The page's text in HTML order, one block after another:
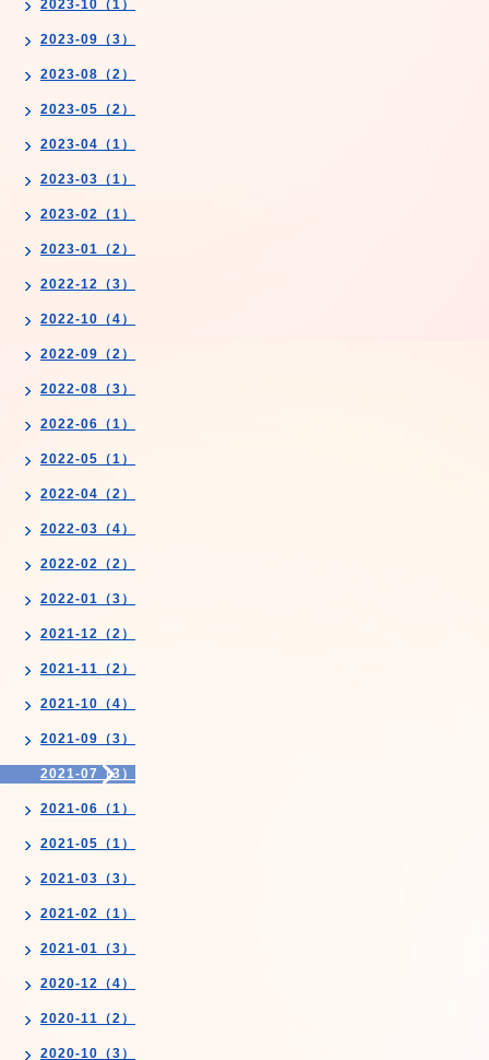
2023-10（1）
2023-09（3）
2023-08（2）
2023-05（2）
2023-04（1）
2023-03（1）
2023-02（1）
2023-01（2）
2022-12（3）
2022-10（4）
2022-09（2）
2022-08（3）
2022-06（1）
2022-05（1）
2022-04（2）
2022-03（4）
2022-02（2）
2022-01（3）
2021-12（2）
2021-11（2）
2021-10（4）
2021-09（3）
2021-07（3）
2021-06（1）
2021-05（1）
2021-03（3）
2021-02（1）
2021-01（3）
2020-12（4）
2020-11（2）
2020-10（3）